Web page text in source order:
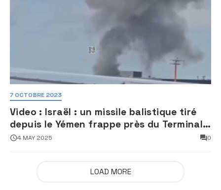
7 OCTOBRE 2023
Video : Israël : un missile balistique tiré
depuis le Yémen frappe près du Terminal
3 de l’aéroport Ben Gourion
4 MAY 2025 0
LOAD MORE